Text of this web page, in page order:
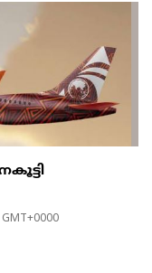
GMT+0000